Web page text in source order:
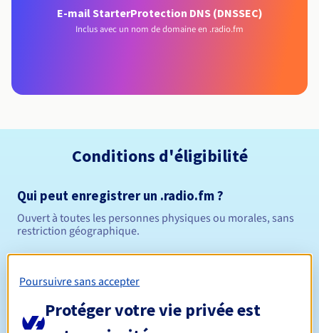
E-mail StarterProtection DNS (DNSSEC)
Inclus avec un nom de domaine en .radio.fm
Conditions d'éligibilité
Qui peut enregistrer un .radio.fm ?
Ouvert à toutes les personnes physiques ou morales, sans
restriction géographique.
Durée de réservation Entre 1 et 10 ans
Poursuivre sans accepter
Protéger votre vie privée est